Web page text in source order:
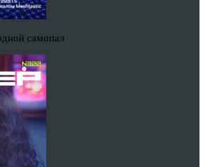
самопал